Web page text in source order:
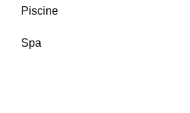
Piscine
Spa